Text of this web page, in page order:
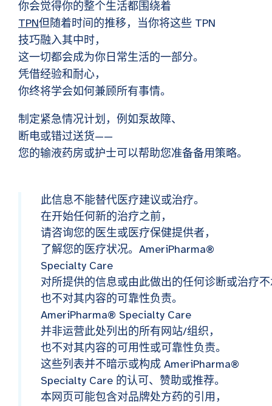
你会觉得你的整个生活都围绕着
TPN但随着时间的推移，当你将这些 TPN
技巧融入其中时，
这一切都会成为你日常生活的一部分。
凭借经验和耐心，
你终将学会如何兼顾所有事情。
制定紧急情况计划，例如泵故障、
断电或错过送货——
您的输液药房或护士可以帮助您准备备用策略。
此信息不能替代医疗建议或治疗。
在开始任何新的治疗之前，
请咨询您的医生或医疗保健提供者，
了解您的医疗状况。AmeriPharma®
Specialty Care
对所提供的信息或由此做出的任何诊断或治疗
也不对其内容的可靠性负责。
AmeriPharma® Specialty Care
并非运营此处列出的所有网站/组织，
也不对其内容的可用性或可靠性负责。
这些列表并不暗示或构成 AmeriPharma®
Specialty Care 的认可、赞助或推荐。
本网页可能包含对品牌处方药的引用，